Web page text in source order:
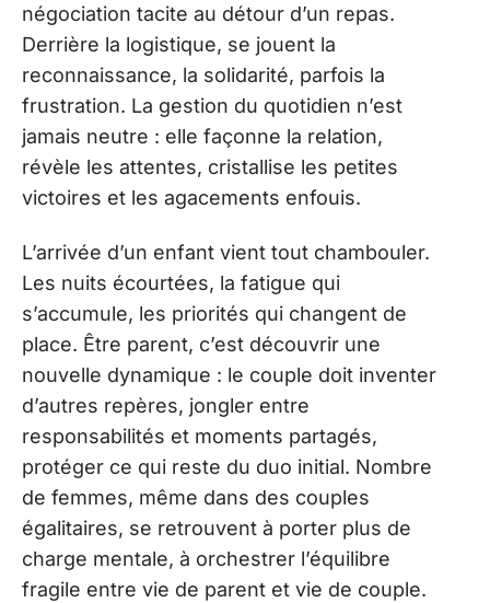
négociation tacite au détour d’un repas.
Derrière la logistique, se jouent la
reconnaissance, la solidarité, parfois la
frustration. La gestion du quotidien n’est
jamais neutre : elle façonne la relation,
révèle les attentes, cristallise les petites
victoires et les agacements enfouis.
L’arrivée d’un enfant vient tout chambouler.
Les nuits écourtées, la fatigue qui
s’accumule, les priorités qui changent de
place. Être parent, c’est découvrir une
nouvelle dynamique : le couple doit inventer
d’autres repères, jongler entre
responsabilités et moments partagés,
protéger ce qui reste du duo initial. Nombre
de femmes, même dans des couples
égalitaires, se retrouvent à porter plus de
charge mentale, à orchestrer l’équilibre
fragile entre vie de parent et vie de couple.